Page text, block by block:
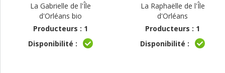
La Gabrielle de l'Île
d'Orléans bio
Producteurs : 1
Disponibilité :
La Raphaëlle de l'Île
d'Orléans
Producteurs : 1
Disponibilité :